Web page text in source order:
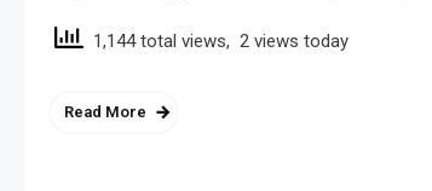
1,144 total views, 2 views today
Read More